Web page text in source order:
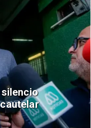
reinicio